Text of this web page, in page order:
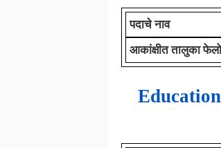
पदाचे नाव
आकांक्षीत तालुका फेलो